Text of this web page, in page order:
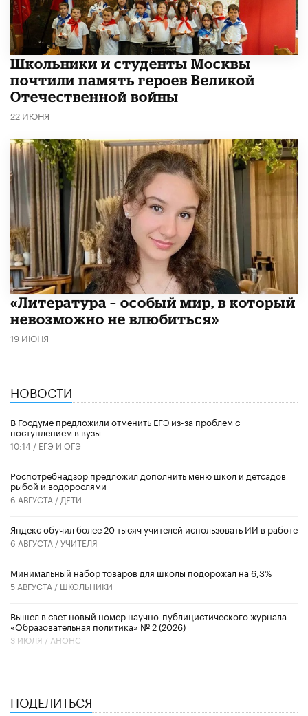
Школьники и студенты Москвы
почтили память героев Великой
Отечественной войны
22 ИЮНЯ
​«Литература – особый мир, в который
невозможно не влюбиться»
19 ИЮНЯ
НОВОСТИ
В Госдуме предложили отменить ЕГЭ из-за проблем с
поступлением в вузы
10:14 / ЕГЭ И ОГЭ
Роспотребнадзор предложил дополнить меню школ и детсадов
рыбой и водорослями
6 АВГУСТА / ДЕТИ
​Яндекс обучил более 20 тысяч учителей использовать ИИ в работе
6 АВГУСТА /УЧИТЕЛЯ
Минимальный набор товаров для школы подорожал на 6,3%
5 АВГУСТА / ШКОЛЬНИКИ
Вышел в свет новый номер научно-публицистического журнала
«Образовательная политика» № 2 (2026)
3 ИЮЛЯ / АНОНС
ПОДЕЛИТЬСЯ